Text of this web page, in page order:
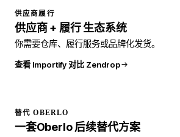
供应商履行
供应商 + 履行生态系统
你需要仓库、履行服务或品牌化发货。
查看 Importify 对比 Zendrop
替代 OBERLO
一套Oberlo后续替代方案